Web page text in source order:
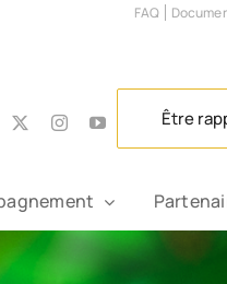
FAQ
InstagramYouTubeÊtre